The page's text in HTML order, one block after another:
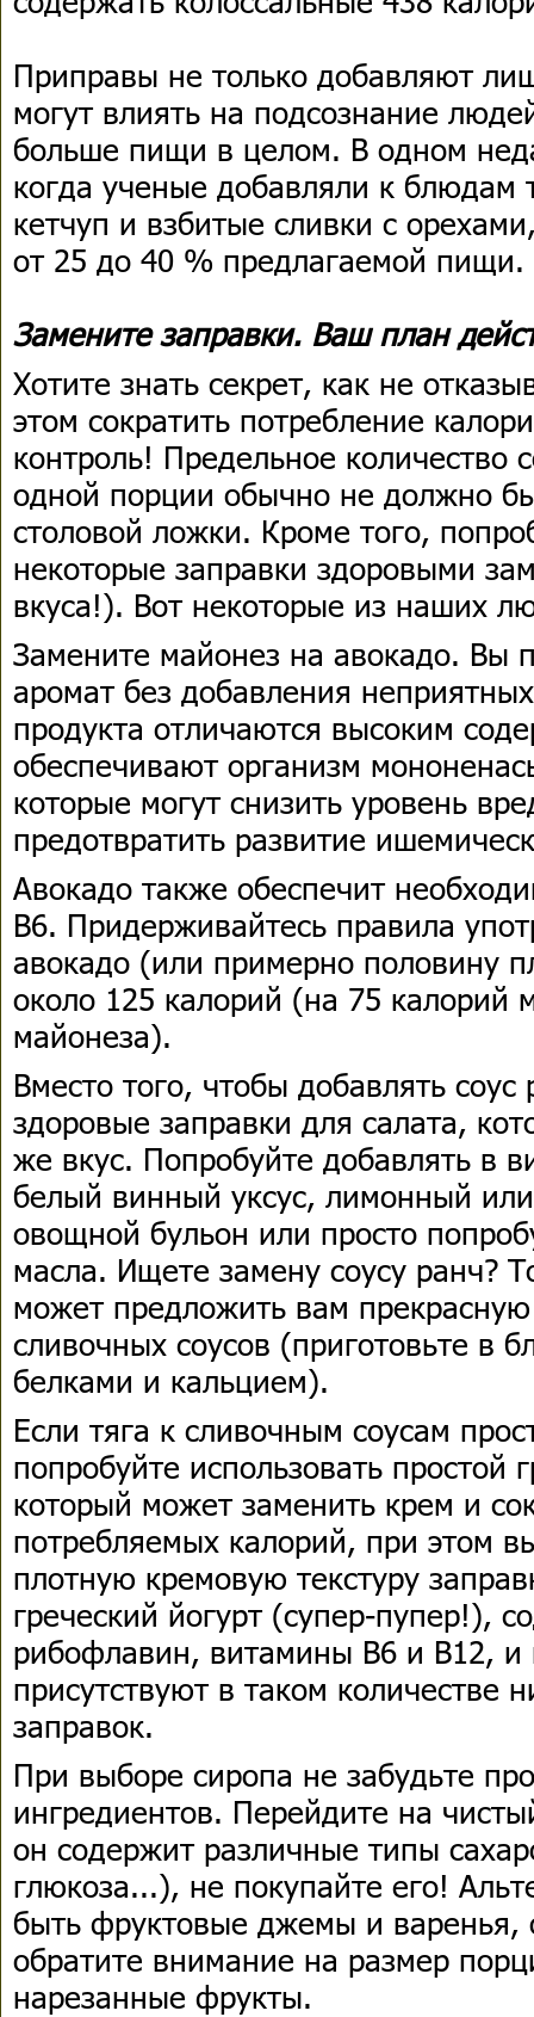
Приправы не только добавляют
могут влиять на подсознание
больше пищи в целом. В одном
когда ученые добавляли к блюдам
кетчуп и взбитые сливки с
от 25 до 40 % предлагаемой пищи.
Замените заправки. Ваш план
Хотите знать секрет, как не
этом сократить потребление
контроль! Предельное количество
одной порции обычно не должно
столовой ложки. Кроме того,
некоторые заправки здоровыми
вкуса!). Вот некоторые из наших
Замените майонез на авокадо. Вы
аромат без добавления
продукта отличаются высоким
обеспечивают организм
которые могут снизить уровень
предотвратить развитие
Авокадо также обеспечит
В6. Придерживайтесь правила
авокадо (или примерно половину
около 125 калорий (на 75
майонеза).
Вместо того, чтобы добавлять
здоровые заправки для салата,
же вкус. Попробуйте добавлять в
белый винный уксус, лимонный
овощной бульон или просто
масла. Ищете замену соусу ранч?
может предложить вам
сливочных соусов (приготовьте в
белками и кальцием).
Если тяга к сливочным соусам
попробуйте использовать простой
который может заменить крем и
потребляемых калорий, при этом
плотную кремовую текстуру
греческий йогурт (супер-пупер!),
рибофлавин, витамины В6 и В12, и
присутствуют в таком количестве
заправок.
При выборе сиропа не забудьте
ингредиентов. Перейдите на
он содержит различные типы
глюкоза...), не покупайте его!
быть фруктовые джемы и варенья,
обратите внимание на размер
нарезанные фрукты.